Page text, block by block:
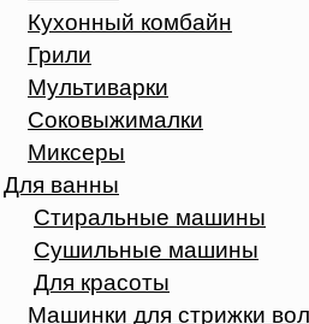
Кухонный комбайн
Грили
Мультиварки
Соковыжималки
Миксеры
Для ванны
Стиральные машины
Сушильные машины
Для красоты
Машинки для стрижки